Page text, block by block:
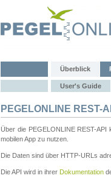
Überblick
User's Guide
PEGELONLINE REST-
Über die PEGELONLINE REST-
mobilen App zu nutzen.
Die Daten sind über HTTP-URLs
Die API wird in ihrer Dokumentation